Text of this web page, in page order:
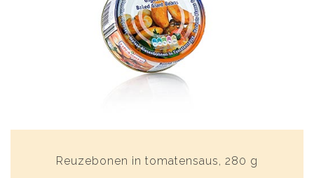
Reuzebonen in tomatensaus, 280 g